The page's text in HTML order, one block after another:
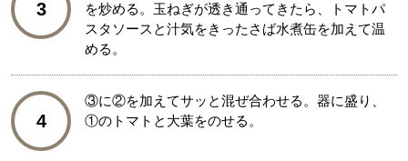
3
を炒める。玉ねぎが透き通ってきたら、トマトパ
スタソースと汁気をきったさば水煮缶を加えて温
める。
4
③に②を加えてサッと混ぜ合わせる。器に盛り、
①のトマトと大葉をのせる。